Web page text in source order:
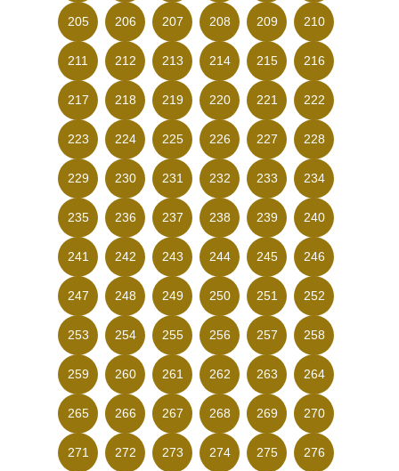
205 206 207 208 209 210
211 212 213 214 215 216
217 218 219 220 221 222
223 224 225 226 227 228
229 230 231 232 233 234
235 236 237 238 239 240
241 242 243 244 245 246
247 248 249 250 251 252
253 254 255 256 257 258
259 260 261 262 263 264
265 266 267 268 269 270
271 272 273 274 275 276